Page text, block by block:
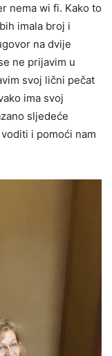
nema wi fi. Kako to
imala broj i
na dvije
ne prijavim u
svoj lični pečat
ima svoj
sljedeće
i pomoći nam